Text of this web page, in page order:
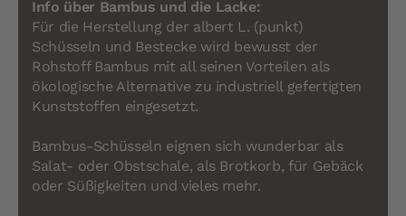
Info über Bambus und die Lacke:
Für die Herstellung der albert L. (punkt)
Schüsseln und Bestecke wird bewusst der
Rohstoff Bambus mit all seinen Vorteilen als
ökologische Alternative zu industriell gefertigten
Kunststoffen eingesetzt.
Bambus-Schüsseln eignen sich wunderbar als
Salat- oder Obstschale, als Brotkorb, für Gebäck
oder Süßigkeiten und vieles mehr.